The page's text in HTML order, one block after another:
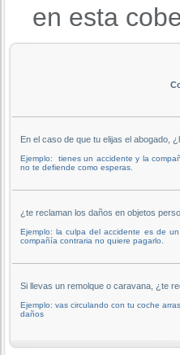
en esta
En el caso de que tu elijas el abogado,
Ejemplo: tienes un accidente y la
no te defiende como esperas.
¿te reclaman los daños en objetos
Ejemplo: la culpa del accidente es de
compañía contraria no quiere pagarlo.
Si llevas un remolque o caravana, ¿te
Ejemplo: vas circulando con tu coche
daños